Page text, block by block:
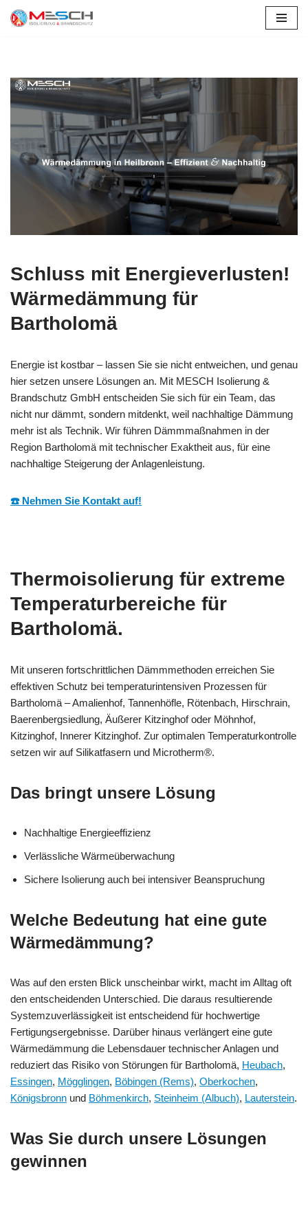
Schluss mit Energieverlusten!
Wärmedämmung für
Bartholomä
Energie ist kostbar – lassen Sie sie nicht entweichen, und genau
hier setzen unsere Lösungen an. Mit MESCH Isolierung &
Brandschutz GmbH entscheiden Sie sich für ein Team, das
nicht nur dämmt, sondern mitdenkt, weil nachhaltige Dämmung
mehr ist als Technik. Wir führen Dämmmaßnahmen in der
Region Bartholomä mit technischer Exaktheit aus, für eine
nachhaltige Steigerung der Anlagenleistung.
☎️ Nehmen Sie Kontakt auf!
Thermoisolierung für extreme
Temperaturbereiche für
Bartholomä.
Mit unseren fortschrittlichen Dämmmethoden erreichen Sie
effektiven Schutz bei temperaturintensiven Prozessen für
Bartholomä – Amalienhof, Tannenhöfle, Rötenbach, Hirschrain,
Baerenbergsiedlung, Äußerer Kitzinghof oder Möhnhof,
Kitzinghof, Innerer Kitzinghof. Zur optimalen Temperaturkontrolle
setzen wir auf Silikatfasern und Microtherm®.
Das bringt unsere Lösung
Nachhaltige Energieeffizienz
Verlässliche Wärmeüberwachung
Sichere Isolierung auch bei intensiver Beanspruchung
Welche Bedeutung hat eine gute
Wärmedämmung?
Was auf den ersten Blick unscheinbar wirkt, macht im Alltag oft
den entscheidenden Unterschied. Die daraus resultierende
Systemzuverlässigkeit ist entscheidend für hochwertige
Fertigungsergebnisse. Darüber hinaus verlängert eine gute
Wärmedämmung die Lebensdauer technischer Anlagen und
reduziert das Risiko von Störungen für Bartholomä, Heubach,
Essingen, Mögglingen, Böbingen (Rems), Oberkochen,
Königsbronn und Böhmenkirch, Steinheim (Albuch), Lauterstein.
Was Sie durch unsere Lösungen
gewinnen